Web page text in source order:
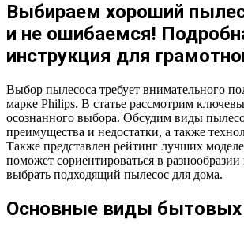
Выбираем хороший
и не ошибаемся!
инструкция для
Выбор пылесоса требует внимательного
марке Philips. В статье рассмотрим
осознанного выбора. Обсудим виды
преимущества и недостатки, а также
Также представлен рейтинг лучших
поможет сориентироваться в
выбрать подходящий пылесос для дома.
Основные виды